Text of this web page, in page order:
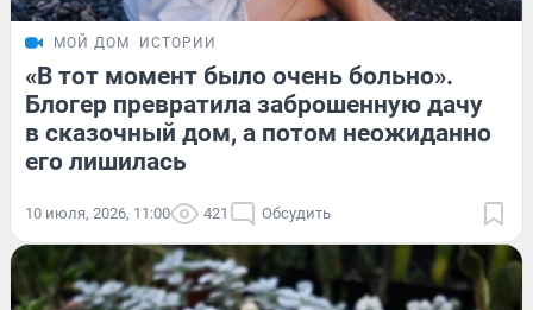
МОЙ ДОМ ИСТОРИИ
«В тот момент было очень больно».
Блогер превратила заброшенную дачу
в сказочный дом, а потом неожиданно
его лишилась
10 июля, 2026, 11:00 421 Обсудить